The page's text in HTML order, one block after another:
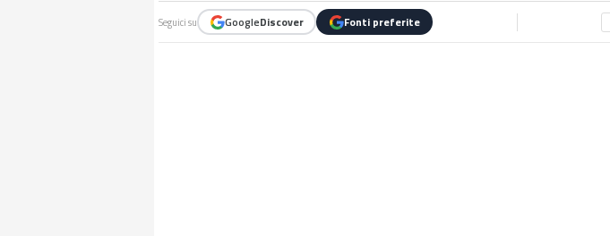
Seguici su GoogleDiscover Fonti preferite